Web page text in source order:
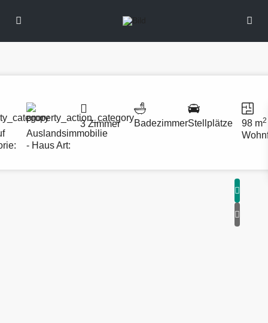
Auslandsimmobilie
- HausArt:
3 Zimmer BadezimmerStellplätze 98 m2